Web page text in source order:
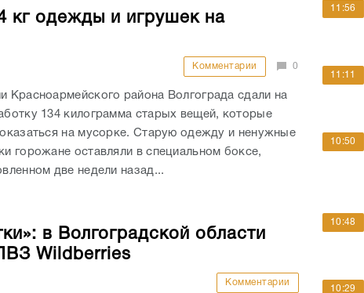
кг одежды и игрушек на
Комментарии 0
Красноармейского района Волгограда сдали на
134 килограмма старых вещей, которые
оказаться на мусорке. Старую одежду и ненужные
горожане оставляли в специальном боксе,
две недели назад...
в Волгоградской области
Wildberries
Комментарии
11:56
11:11
10:50
10:48
10:29